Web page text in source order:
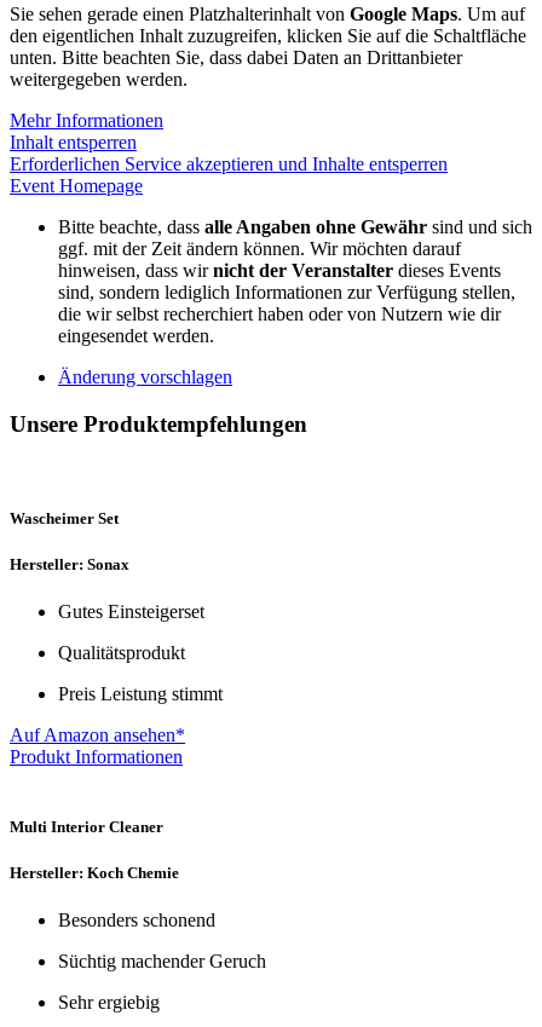
Sie sehen gerade einen Platzhalterinhalt von Google Maps. Um auf
den eigentlichen Inhalt zuzugreifen, klicken Sie auf die Schaltfläche
unten. Bitte beachten Sie, dass dabei Daten an Drittanbieter
weitergegeben werden.
Mehr Informationen
Inhalt entsperren
Erforderlichen Service akzeptieren und Inhalte entsperren
Event Homepage
Bitte beachte, dass alle Angaben ohne Gewähr sind und sich
ggf. mit der Zeit ändern können. Wir möchten darauf
hinweisen, dass wirnicht der Veranstalter dieses Events
sind, sondern lediglich Informationen zur Verfügung stellen,
die wir selbst recherchiert haben oder von Nutzern wie dir
eingesendet werden.
Änderung vorschlagen
Unsere Produktempfehlungen
Wascheimer Set
Hersteller: Sonax
Gutes Einsteigerset
Qualitätsprodukt
Preis Leistung stimmt
Auf Amazon ansehen*
Produkt Informationen
Multi Interior Cleaner
Hersteller: Koch Chemie
Besonders schonend
Süchtig machender Geruch
Sehr ergiebig